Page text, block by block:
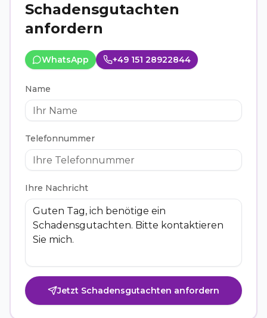
Schadensgutachten
anfordern
WhatsApp +49 151 28922844
Name
Telefonnummer
Ihre Nachricht
Jetzt Schadensgutachten anfordern